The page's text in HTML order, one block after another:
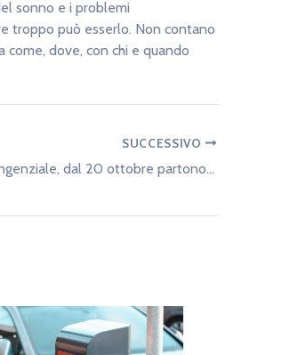
sonno e i problemi
troppo può esserlo. Non contano
dove, con chi e quando
SUCCESSIVO
Tangenziale, dal 20 ottobre partono i lavori notturni